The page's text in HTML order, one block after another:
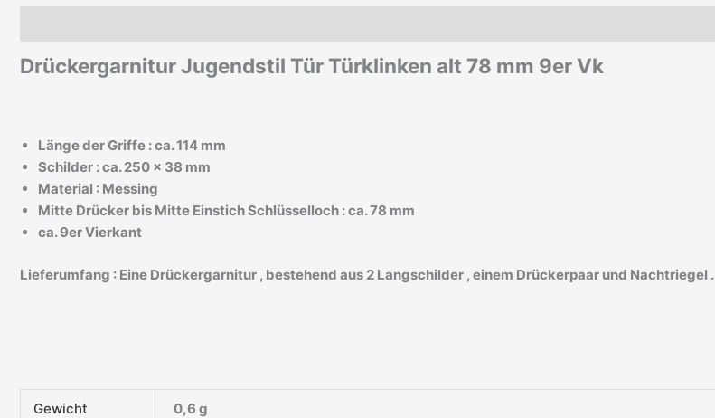
Drückergarnitur Jugendstil Tür Türklinken alt 78 mm 9er Vk
Länge der Griffe : ca. 114 mm
Schilder : ca. 250 x 38 mm
Material : Messing
Mitte Drücker bis Mitte Einstich Schlüsselloch : ca. 78 mm
ca. 9er Vierkant
Lieferumfang : Eine Drückergarnitur , bestehend aus 2 Langschilder , einem Drückerpaar und Nachtriegel .
Gewicht 0,6 g